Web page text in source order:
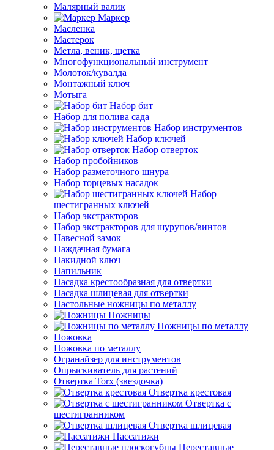
Малярный валик
Маркер
Масленка
Мастерок
Метла, веник, щетка
Многофункциональный инструмент
Молоток/кувалда
Монтажный ключ
Мотыга
Набор бит
Набор для полива сада
Набор инструментов
Набор ключей
Набор отверток
Набор пробойников
Набор разметочного шнура
Набор торцевых насадок
Набор
шестигранных ключей
Набор экстракторов
Набор экстракторов для шурупов/винтов
Навесной замок
Наждачная бумага
Накидной ключ
Напильник
Насадка крестообразная для отвертки
Насадка шлицевая для отвертки
Настольные ножницы по металлу
Ножницы
Ножницы по металлу
Ножовка
Ножовка по металлу
Огранайзер для инструментов
Опрыскиватель для растений
Отвертка Torx (звездочка)
Отвертка крестовая
Отвертка с
шестигранником
Отвертка шлицевая
Пассатижи
Переставные